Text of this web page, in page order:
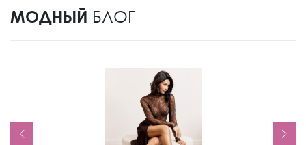
МОДНЫЙ БЛОГ